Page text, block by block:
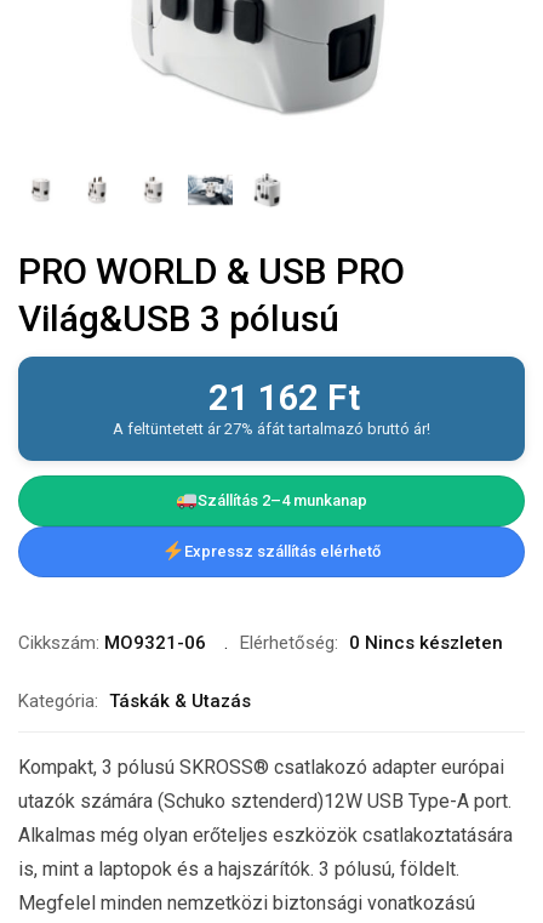
PRO WORLD & USB PRO
Világ&USB 3 pólusú
21 162 Ft
A feltüntetett ár 27% áfát tartalmazó bruttó ár!
Szállítás 2–4 munkanap
Expressz szállítás elérhető
Cikkszám: MO9321-06 Elérhetőség: 0 Nincs készleten
Kategória: Táskák & Utazás
Kompakt, 3 pólusú SKROSS® csatlakozó adapter európai
utazók számára (Schuko sztenderd)12W USB Type-A port.
Alkalmas még olyan erőteljes eszközök csatlakoztatására
is, mint a laptopok és a hajszárítók. 3 pólusú, földelt.
Megfelel minden nemzetközi biztonsági vonatkozású